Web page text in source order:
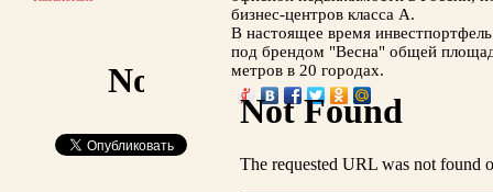
бизнес-центров класса А.
В настоящее время
под брендом "Весна" общей
метров в 20 городах.